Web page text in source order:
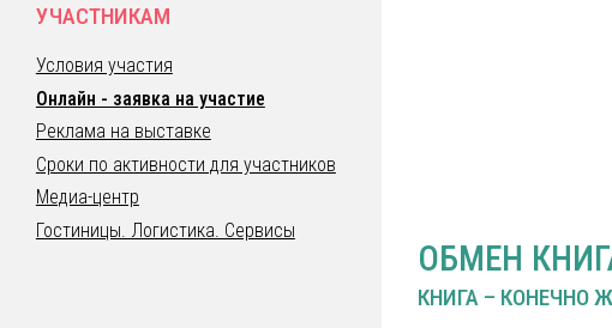
УЧАСТНИКАМ
Условия участия
Онлайн - заявка на участие
Реклама на выставке
Сроки по активности для участников
Медиа-центр
Гостиницы. Логистика. Сервисы
ОБМЕН
КНИГА – КОНЕЧНО